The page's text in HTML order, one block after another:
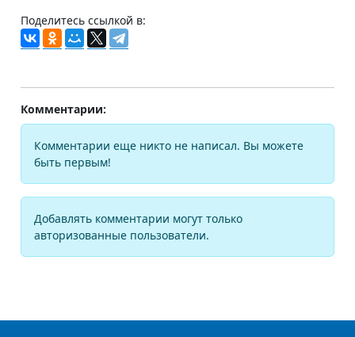
Поделитесь ссылкой в:
Комментарии:
Комментарии еще никто не написал. Вы можете
быть первым!
Добавлять комментарии могут только
авторизованные пользователи.